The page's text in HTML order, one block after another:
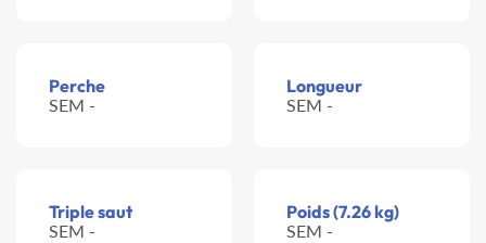
Perche
SEM -
Longueur
SEM -
Triple saut
SEM -
Poids (7.26 kg)
SEM -